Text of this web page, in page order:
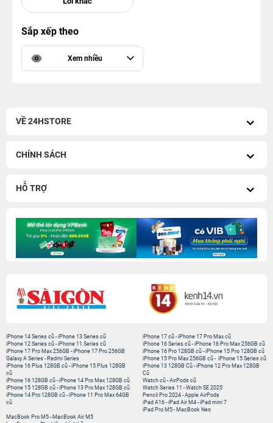
Sắp xếp theo
Xem nhiều
VỀ 24HSTORE
CHÍNH SÁCH
HỖ TRỢ
iPhone 14 Series cũ -iPhone 13 Series cũ
iPhone 12 Series cũ -iPhone 11 Series cũ
iPhone 17 Pro Max 256GB -iPhone 17 Pro 256GB
Galaxy A Series - Redmi Series
iPhone 17 cũ -iPhone 17 Pro Max cũ
iPhone 16 Series cũ - iPhone 16 Pro Max 256GB cũ
iPhone 16 Pro 128GB cũ -iPhone 15 Pro 128GB cũ
iPhone 15 Pro Max 256GB cũ - iPhone 15 Series cũ
iPhone 16 Plus 128GB cũ -iPhone 15 Plus 128GB
cũ
iPhone 16 128GB cũ -iPhone 14 Pro Max 128GB cũ
iPhone 15 128GB cũ -iPhone 13 Pro Max 128GB cũ
iPhone 14 Pro 128GB cũ -iPhone 11 Pro Max 64GB
cũ
iPhone 13 128GB Cũ -iPhone 12 Pro Max 128GB
Cũ
Watch cũ -AirPods cũ
Watch Series 11 -Watch SE 2025
Pencil Pro 2024 -Apple AirPods
iPad A16 -iPad Air M4 -iPad mini 7
iPad Pro M5 - MacBook Neo
MacBook Pro M5 - MacBook Air M5